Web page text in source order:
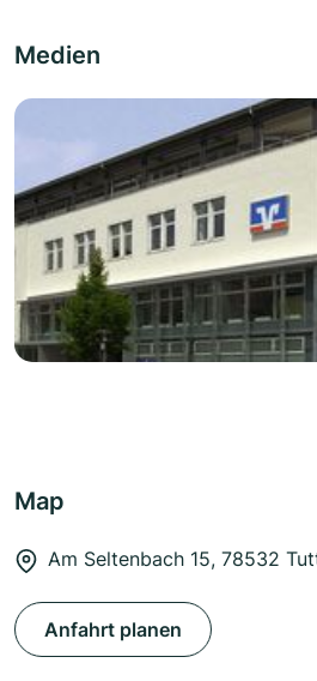
Medien
Map
Am Seltenbach 15, 78532
Anfahrt planen